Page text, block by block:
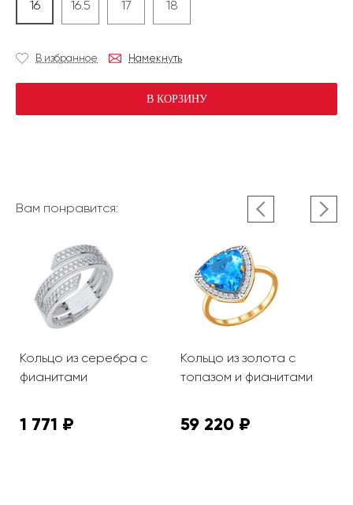
16 16.5 17 18
В избранное Намекнуть
В КОРЗИНУ
Вам понравится:
Кольцо из серебра с
фианитами
1 771 ₽
Кольцо из золота с
топазом и фианитами
59 220 ₽